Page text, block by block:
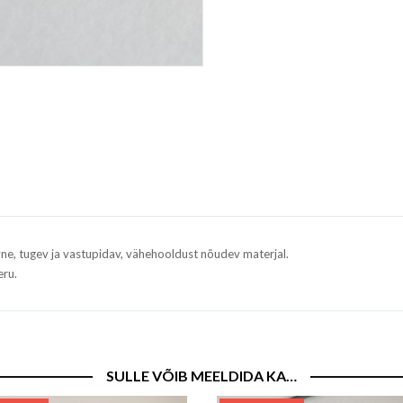
tugev ja vastupidav, vähehooldust nõudev materjal.
SULLE VÕIB MEELDIDA KA…